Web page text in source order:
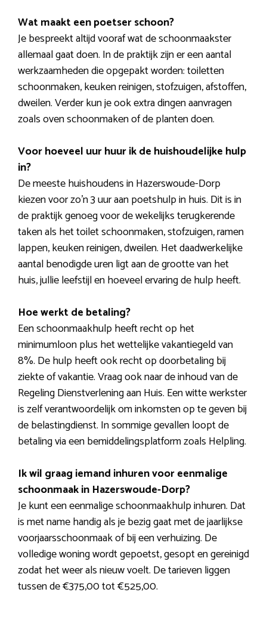
Wat maakt een poetser schoon?
Je bespreekt altijd vooraf wat de schoonmaakster
allemaal gaat doen. In de praktijk zijn er een aantal
werkzaamheden die opgepakt worden: toiletten
schoonmaken, keuken reinigen, stofzuigen, afstoffen,
dweilen. Verder kun je ook extra dingen aanvragen
zoals oven schoonmaken of de planten doen.
Voor hoeveel uur huur ik de huishoudelijke hulp
in?
De meeste huishoudens in Hazerswoude-Dorp
kiezen voor zo’n 3 uur aan poetshulp in huis. Dit is in
de praktijk genoeg voor de wekelijks terugkerende
taken als het toilet schoonmaken, stofzuigen, ramen
lappen, keuken reinigen, dweilen. Het daadwerkelijke
aantal benodigde uren ligt aan de grootte van het
huis, jullie leefstijl en hoeveel ervaring de hulp heeft.
Hoe werkt de betaling?
Een schoonmaakhulp heeft recht op het
minimumloon plus het wettelijke vakantiegeld van
8%. De hulp heeft ook recht op doorbetaling bij
ziekte of vakantie. Vraag ook naar de inhoud van de
Regeling Dienstverlening aan Huis. Een witte werkster
is zelf verantwoordelijk om inkomsten op te geven bij
de belastingdienst. In sommige gevallen loopt de
betaling via een bemiddelingsplatform zoals Helpling.
Ik wil graag iemand inhuren voor eenmalige
schoonmaak in Hazerswoude-Dorp?
Je kunt een eenmalige schoonmaakhulp inhuren. Dat
is met name handig als je bezig gaat met de jaarlijkse
voorjaarsschoonmaak of bij een verhuizing. De
volledige woning wordt gepoetst, gesopt en gereinigd
zodat het weer als nieuw voelt. De tarieven liggen
tussen de €375,00 tot €525,00.